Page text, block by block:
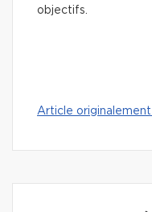
objectifs.
Article